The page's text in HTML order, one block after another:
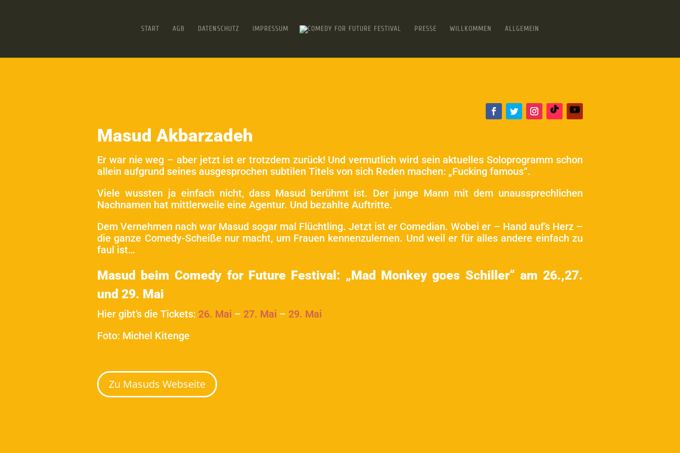
START AGB DATENSCHUTZ IMPRESSUM PRESSE WILLKOMMEN ALLGEMEIN
Masud Akbarzadeh
Er war nie weg – aber jetzt ist er trotzdem zurück! Und vermutlich wird sein aktuelles Soloprogramm schon
allein aufgrund seines ausgesprochen subtilen Titels von sich Reden machen: „Fucking famous“.
Viele wussten ja einfach nicht, dass Masud berühmt ist. Der junge Mann mit dem unaussprechlichen
Nachnamen hat mittlerweile eine Agentur. Und bezahlte Auftritte.
Dem Vernehmen nach war Masud sogar mal Flüchtling. Jetzt ist er Comedian. Wobei er – Hand auf’s Herz –
die ganze Comedy-Scheiße nur macht, um Frauen kennenzulernen. Und weil er für alles andere einfach zu
faul ist…
Masud beim Comedy for Future Festival: „Mad Monkey goes Schiller“ am 26.,27.
und 29. Mai
Hier gibt’s die Tickets: 26. Mai – 27. Mai – 29. Mai
Foto: Michel Kitenge
Zu Masuds Webseite